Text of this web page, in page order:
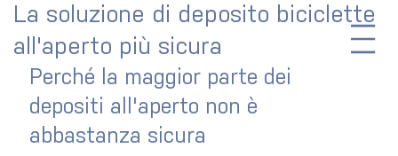
La soluzione di deposito biciclette
all'aperto più sicura
Perché la maggior parte dei
depositi all'aperto non è
abbastanza sicura